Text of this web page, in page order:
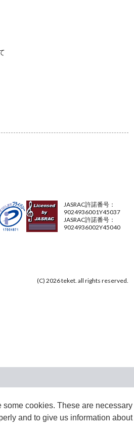
JASRAC許諾番号：
9024936001Y45037
JASRAC許諾番号：
9024936002Y45040
(C) 2026 teket. all rights reserved.
some cookies. These are necessary
and to give us information about